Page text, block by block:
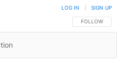
FOLLOW THIS
FOLLOW
LOG IN SIGN UP